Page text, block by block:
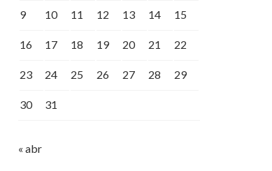
9 10 11 12 13 14 15
16 17 18 19 20 21 22
23 24 25 26 27 28 29
30 31
« abr